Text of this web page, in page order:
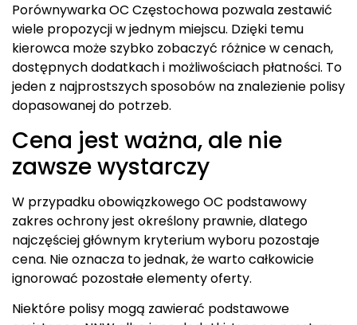
Porównywarka OC Częstochowa pozwala zestawić
wiele propozycji w jednym miejscu. Dzięki temu
kierowca może szybko zobaczyć różnice w cenach,
dostępnych dodatkach i możliwościach płatności. To
jeden z najprostszych sposobów na znalezienie polisy
dopasowanej do potrzeb.
Cena jest ważna, ale nie
zawsze wystarczy
W przypadku obowiązkowego OC podstawowy
zakres ochrony jest określony prawnie, dlatego
najczęściej głównym kryterium wyboru pozostaje
cena. Nie oznacza to jednak, że warto całkowicie
ignorować pozostałe elementy oferty.
Niektóre polisy mogą zawierać podstawowe